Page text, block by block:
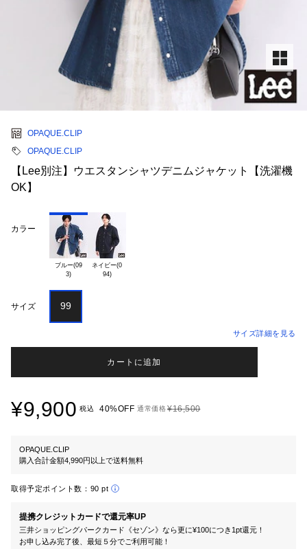
OPAQUE.CLIP
OPAQUE.CLIP
【Lee別注】ウエスタンシャツデニムジャケット【洗濯機
OK】
カラー
ブルー(09
ネイビー(0
94)
サイズ 99
サイズ詳細を見る
カートに追加
¥9,900 税込 40%OFF 通常価格¥16,500
OPAQUE.CLIP
購入合計金額4,990円以上で送料無料
取得予定ポイント数： 90 pt
提携クレジットカードで還元率UP
三井ショッピングパークカード《セゾン》なら更に¥100につき1pt還元！
お申し込み完了後、最短５分でご利用可能！